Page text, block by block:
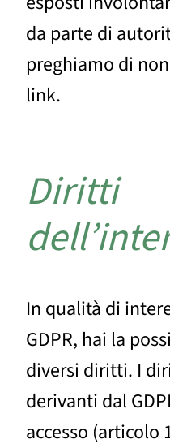
da parte di
preghiamo di
link.
Diritti
In qualità di
GDPR, hai la
diversi diritti. I
derivanti dal
accesso